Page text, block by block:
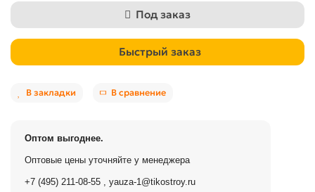
Под заказ
Быстрый заказ
В закладки В сравнение
Оптом выгоднее.
Оптовые цены уточняйте у менеджера
+7 (495) 211-08-55 yauza-1@tikostroy.ru